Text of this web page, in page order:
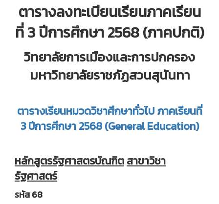
ตารางลงทะเบียนเรียนภาคเรียน
ที่ 3 ปีการศึกษา 2568 (ภาคปกติ)
วิทยาลัยการเมืองและการปกครอง
มหาวิทยาลัยราชภัฏสวนสุนันทา
ตารางเรียนหมวดวิชาศึกษาทั่วไป ภาคเรียนที่
3 ปีการศึกษา 2568 (General Education)
หลักสูตรรัฐศาสตรบัณฑิตสาขาวิชา
รัฐศาสตร์
รหัส 68